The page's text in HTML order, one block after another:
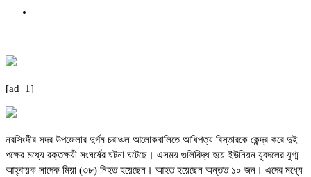
[ad_1]
নরসিংদীর সদর উপজেলার দুর্গম চরাঞ্চল আলোকবালিতে আধিপত্য বিস্তারকে কেন্দ্র করে দুই
পক্ষের মধ্যে রক্তক্ষয়ী সংঘর্ষের ঘটনা ঘটেছে। এসময় গুলিবিদ্ধ হয়ে ইউনিয়ন যুবদলের যুগ্ম
আহ্বায়ক সাদেক মিয়া (৩৮) নিহত হয়েছেন। আহত হয়েছেন অন্তত ১০ জন। এদের মধ্যে